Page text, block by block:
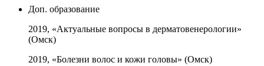
Доп. образование
2019, «Актуальные вопросы в дерматовенерологии»
(Омск)
2019, «Болезни волос и кожи головы» (Омск)